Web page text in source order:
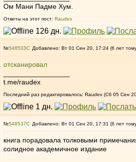
Ом Мани Падме Хум.
Ответы на этот пост: Raudex
№548533 Добавлено: Вт 01 Сен 20, 17:24 (6 лет
отсканировал
t.me/raudex
Последний раз редактировалось: Raudex (Сб 05 Сен
№548537 Добавлено: Вт 01 Сен 20, 17:31 (6 лет
книга порадовала толковыми
солидное академичное издание